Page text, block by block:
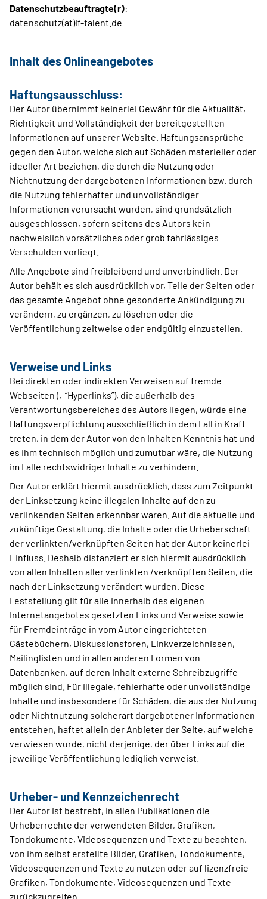
Datenschutzbeauftragte(r):
datenschutz(at)if-talent.de
Inhalt des Onlineangebotes
Haftungsausschluss:
Der Autor übernimmt keinerlei Gewähr für die Aktualität,
Richtigkeit und Vollständigkeit der bereitgestellten
Informationen auf unserer Website. Haftungsansprüche
gegen den Autor, welche sich auf Schäden materieller oder
ideeller Art beziehen, die durch die Nutzung oder
Nichtnutzung der dargebotenen Informationen bzw. durch
die Nutzung fehlerhafter und unvollständiger
Informationen verursacht wurden, sind grundsätzlich
ausgeschlossen, sofern seitens des Autors kein
nachweislich vorsätzliches oder grob fahrlässiges
Verschulden vorliegt.
Alle Angebote sind freibleibend und unverbindlich. Der
Autor behält es sich ausdrücklich vor, Teile der Seiten oder
das gesamte Angebot ohne gesonderte Ankündigung zu
verändern, zu ergänzen, zu löschen oder die
Veröffentlichung zeitweise oder endgültig einzustellen.
Verweise und Links
Bei direkten oder indirekten Verweisen auf fremde
Webseiten (‚“Hyperlinks”), die außerhalb des
Verantwortungsbereiches des Autors liegen, würde eine
Haftungsverpflichtung ausschließlich in dem Fall in Kraft
treten, in dem der Autor von den Inhalten Kenntnis hat und
es ihm technisch möglich und zumutbar wäre, die Nutzung
im Falle rechtswidriger Inhalte zu verhindern.
Der Autor erklärt hiermit ausdrücklich, dass zum Zeitpunkt
der Linksetzung keine illegalen Inhalte auf den zu
verlinkenden Seiten erkennbar waren. Auf die aktuelle und
zukünftige Gestaltung, die Inhalte oder die Urheberschaft
der verlinkten/verknüpften Seiten hat der Autor keinerlei
Einfluss. Deshalb distanziert er sich hiermit ausdrücklich
von allen Inhalten aller verlinkten /verknüpften Seiten, die
nach der Linksetzung verändert wurden. Diese
Feststellung gilt für alle innerhalb des eigenen
Internetangebotes gesetzten Links und Verweise sowie
für Fremdeinträge in vom Autor eingerichteten
Gästebüchern, Diskussionsforen, Linkverzeichnissen,
Mailinglisten und in allen anderen Formen von
Datenbanken, auf deren Inhalt externe Schreibzugriffe
möglich sind. Für illegale, fehlerhafte oder unvollständige
Inhalte und insbesondere für Schäden, die aus der Nutzung
oder Nichtnutzung solcherart dargebotener Informationen
entstehen, haftet allein der Anbieter der Seite, auf welche
verwiesen wurde, nicht derjenige, der über Links auf die
jeweilige Veröffentlichung lediglich verweist.
Urheber- und Kennzeichenrecht
Der Autor ist bestrebt, in allen Publikationen die
Urheberrechte der verwendeten Bilder, Grafiken,
Tondokumente, Videosequenzen und Texte zu beachten,
von ihm selbst erstellte Bilder, Grafiken, Tondokumente,
Videosequenzen und Texte zu nutzen oder auf lizenzfreie
Grafiken, Tondokumente, Videosequenzen und Texte
zurückzugreifen.